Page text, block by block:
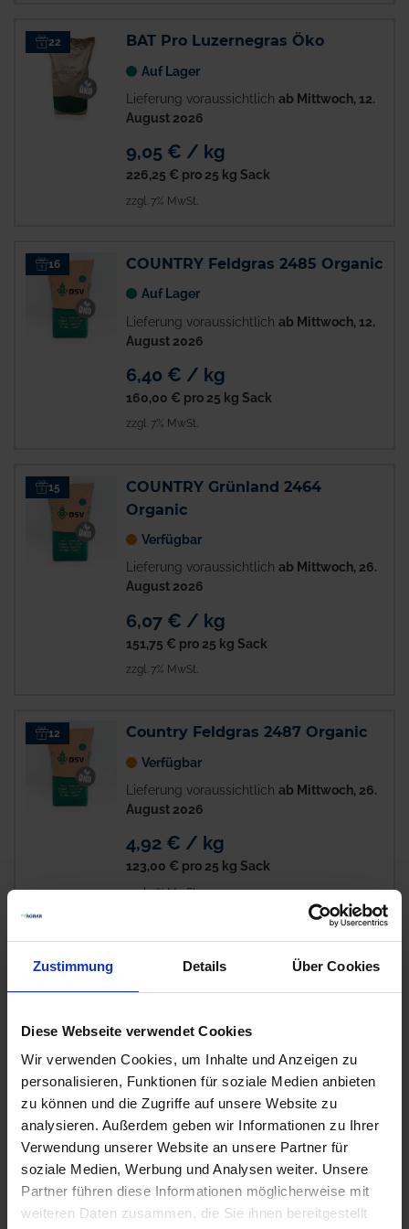
Zustimmung Details Über Cookies
Diese Webseite verwendet Cookies
Wir verwenden Cookies, um Inhalte und Anzeigen zu
personalisieren, Funktionen für soziale Medien anbieten
zu können und die Zugriffe auf unsere Website zu
analysieren. Außerdem geben wir Informationen zu Ihrer
Verwendung unserer Website an unsere Partner für
soziale Medien, Werbung und Analysen weiter. Unsere
Partner führen diese Informationen möglicherweise mit
weiteren Daten zusammen, die Sie ihnen bereitgestellt
22 BAT Pro Luzernegras Öko
Auf Lager
Lieferung voraussichtlich ab Mittwoch, 12.
August 2026
9,05 € / kg
226,25 € pro 25 kg Sack
zzgl. 7% MwSt.
16 COUNTRY Feldgras 2485 Organic
Auf Lager
Lieferung voraussichtlich ab Mittwoch, 12.
August 2026
6,40 € / kg
160,00 € pro 25 kg Sack
zzgl. 7% MwSt.
15
COUNTRY Grünland 2464
Organic
Verfügbar
Lieferung voraussichtlich ab Mittwoch, 26.
August 2026
6,07 € / kg
151,75 € pro 25 kg Sack
zzgl. 7% MwSt.
12 Country Feldgras 2487 Organic
Verfügbar
Lieferung voraussichtlich ab Mittwoch, 26.
August 2026
4,92 € / kg
123,00 € pro 25 kg Sack
zzgl. 7% MwSt.
COUNTRY Feldgras 2484 Organic
August 2026
6,22 € / kg
155,50 €pro 25 kg Sack
zzgl. 7% MwSt.
BAT Pro Nachsaat Öko Klee
Auf Lager